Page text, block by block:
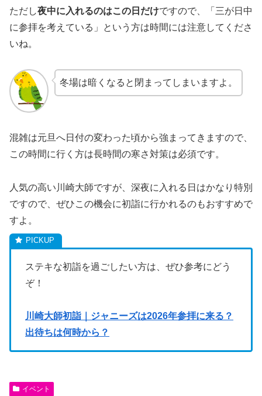
ただし夜中に入れるのはこの日だけですので、「三が日中
に参拝を考えている」という方は時間には注意してくださ
いね。
冬場は暗くなると閉まってしまいますよ。
混雑は元旦へ日付の変わった頃から強まってきますので、
この時間に行く方は長時間の寒さ対策は必須です。
人気の高い川崎大師ですが、深夜に入れる日はかなり特別
ですので、ぜひこの機会に初詣に行かれるのもおすすめで
すよ。
ステキな初詣を過ごしたい方は、ぜひ参考にどう
ぞ！
川崎大師初詣｜ジャニーズは2026年参拝に来る？
出待ちは何時から？
イベント